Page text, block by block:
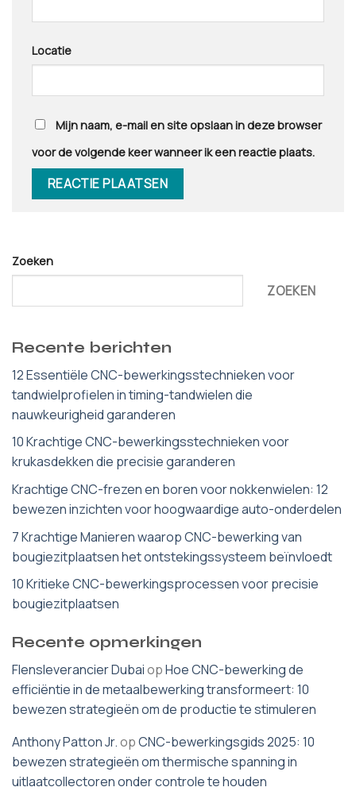
Locatie
Mijn naam, e-mail en site opslaan in deze browser
voor de volgende keer wanneer ik een reactie plaats.
Zoeken
ZOEKEN
Recente berichten
12 Essentiële CNC-bewerkingsstechnieken voor
tandwielprofielen in timing-tandwielen die
nauwkeurigheid garanderen
10 Krachtige CNC-bewerkingsstechnieken voor
krukasdekken die precisie garanderen
Krachtige CNC-frezen en boren voor nokkenwielen: 12
bewezen inzichten voor hoogwaardige auto-onderdelen
7 Krachtige Manieren waarop CNC-bewerking van
bougiezitplaatsen het ontstekingssysteem beïnvloedt
10 Kritieke CNC-bewerkingsprocessen voor precisie
bougiezitplaatsen
Recente opmerkingen
Flensleverancier DubaiopHoe CNC-bewerking de
efficiëntie in de metaalbewerking transformeert: 10
bewezen strategieën om de productie te stimuleren
Anthony Patton Jr.opCNC-bewerkingsgids 2025: 10
bewezen strategieën om thermische spanning in
uitlaatcollectoren onder controle te houden